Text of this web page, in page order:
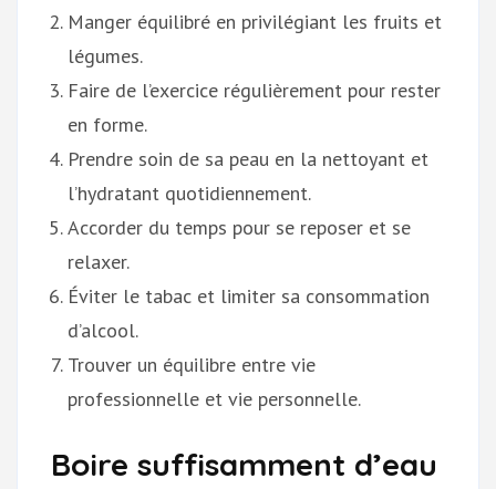
Manger équilibré en privilégiant les fruits et
légumes.
Faire de l’exercice régulièrement pour rester
en forme.
Prendre soin de sa peau en la nettoyant et
l’hydratant quotidiennement.
Accorder du temps pour se reposer et se
relaxer.
Éviter le tabac et limiter sa consommation
d’alcool.
Trouver un équilibre entre vie
professionnelle et vie personnelle.
Boire suffisamment d’eau